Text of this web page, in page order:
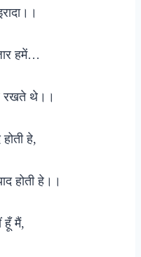
हमें…
रखते थे।।
हे,
होती हे।।
हूँ मैं,